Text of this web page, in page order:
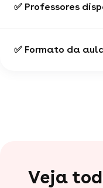
✅ Professores
✅ Formato da
Veja